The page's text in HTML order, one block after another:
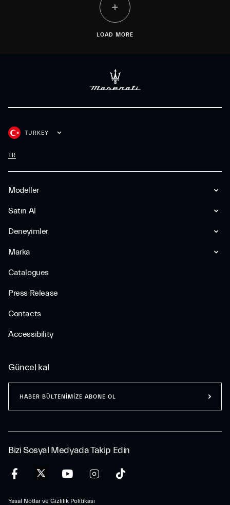
LOAD MORE
Modeller
Satın Al
Deneyimler
Marka
Catalogues
Press Release
Contacts
Accessibility
TURKEY
TR
Bizi Sosyal Medyada Takip Edin
Yasal Notlar ve Gizlilik Politikası
Güncel kal
HABER BÜLTENİMİZE ABONE OL